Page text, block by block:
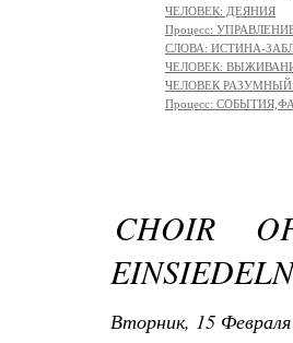
ЧЕЛОВЕК: ДЕЯНИЯ
Процесс:
СЛОВА: ИСТИНА-
ЧЕЛОВЕК: ВЫЖИВАНИЕ
ЧЕЛОВЕК РАЗУМНЫЙ:
Процесс:
CHOIR
Вторник, 15